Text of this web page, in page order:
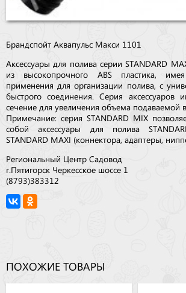
Брандспойт Аквапульс Макси 1101
Аксессуары для полива серии STANDARD
из высокопрочного ABS пластика,
применения для организации полива, с
быстрого соединения. Серия аксессуаров
сечение для увеличения объема подаваемой
Примечание: серия STANDARD MIX
собой аксессуары для полива
STANDARD MAXI (коннектора, адаптеры,
Региональный Центр Садовод
г.Пятигорск Черкесское шоссе 1
(8793)383312
ПОХОЖИЕ ТОВАРЫ